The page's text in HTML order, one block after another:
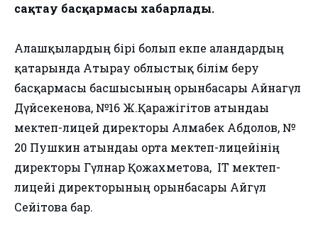
сақтау басқармасы хабарлады.
Алғашқылардың бірі болып екпе алғандардың
қатарында Атырау облыстық білім беру
басқармасы басшысының орынбасары Айнагүл
Дүйсекенова, №16 Ж.Қаражігітов атындағы
мектеп-лицей директоры Алмабек Абдолов, №
20 Пушкин атындағы орта мектеп-лицейінің
директоры Гүлнар Қожахметова, IT мектеп-
лицейі директорының орынбасары Айгүл
Сейітова бар.